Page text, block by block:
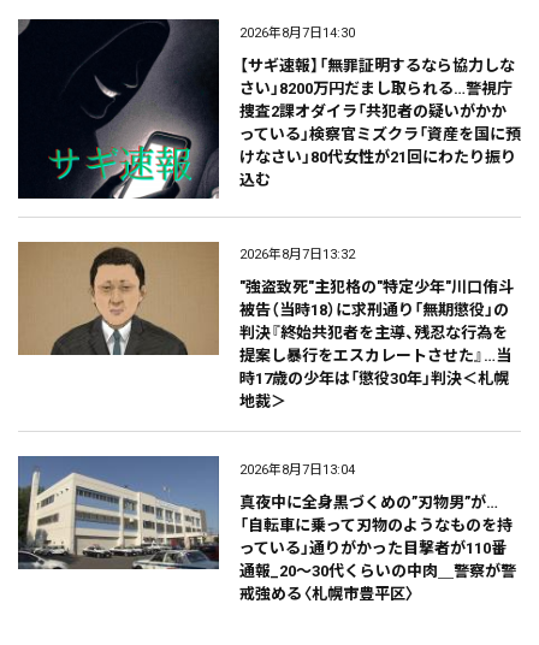
2026年8月7日14:30
【サギ速報】「無罪証明するなら協力しな
さい」8200万円だまし取られる…警視庁
捜査2課オダイラ「共犯者の疑いがかか
っている」検察官ミズクラ「資産を国に預
けなさい」80代女性が21回にわたり振り
込む
2026年8月7日13:32
"強盗致死"主犯格の"特定少年"川口侑斗
被告（当時18）に求刑通り「無期懲役」の
判決『終始共犯者を主導、残忍な行為を
提案し暴行をエスカレートさせた』…当
時17歳の少年は「懲役30年」判決＜札幌
地裁＞
2026年8月7日13:04
真夜中に全身黒づくめの”刃物男”が…
「自転車に乗って刃物のようなものを持
っている」通りがかった目撃者が110番
通報_20～30代くらいの中肉＿警察が警
戒強める〈札幌市豊平区〉